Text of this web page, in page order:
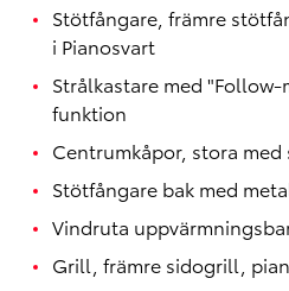
Stötfångare, främre
i Pianosvart
Strålkastare med
funktion
Centrumkåpor, stora
Stötfångare bak med
Vindruta
Grill, främre sidogrill,